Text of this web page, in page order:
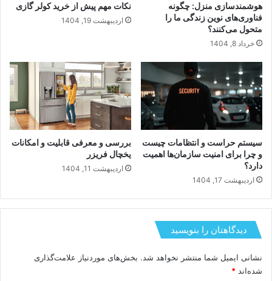
هوشمندسازی منزل: چگونه
فناوری‌های نوین زندگی ما را
متحول می‌کنند؟
خرداد 8, 1404
نکات مهم پیش از خرید کولر گازی
اردیبهشت 19, 1404
سیستم حراست و انتظامات چیست
و چرا برای امنیت سازمان‌ها اهمیت
دارد؟
اردیبهشت 17, 1404
بررسی و معرفی قابلیت و امکانات
یخچال فریزر
اردیبهشت 11, 1404
دیدگاهتان را بنویسید
نشانی ایمیل شما منتشر نخواهد شد. بخش‌های موردنیاز علامت‌گذاری
شده‌اند *